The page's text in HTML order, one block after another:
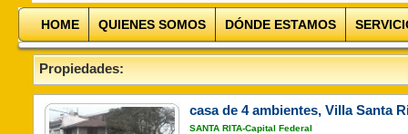
HOME QUIENES SOMOS DÓNDE ESTAMOS
Propiedades:
casa de 4 ambientes, Villa Santa
SANTA RITA-Capital Federal